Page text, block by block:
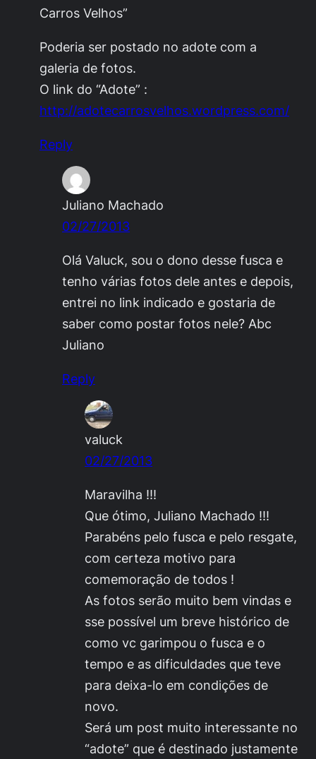
Carros Velhos”
Poderia ser postado no adote com a
galeria de fotos.
O link do “Adote” :
http://adotecarrosvelhos.wordpress.com/
Reply
Juliano Machado
02/27/2013
Olá Valuck, sou o dono desse fusca e
tenho várias fotos dele antes e depois,
entrei no link indicado e gostaria de
saber como postar fotos nele? Abc
Juliano
Reply
valuck
02/27/2013
Maravilha !!!
Que ótimo, Juliano Machado !!!
Parabéns pelo fusca e pelo resgate,
com certeza motivo para
comemoração de todos !
As fotos serão muito bem vindas e
sse possível um breve histórico de
como vc garimpou o fusca e o
tempo e as dificuldades que teve
para deixa-lo em condições de
novo.
Será um post muito interessante no
“adote” que é destinado justamente